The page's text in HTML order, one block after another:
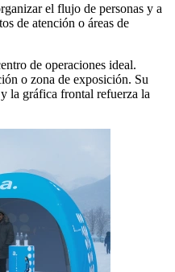
el flujo de personas y a
de atención o áreas de
de operaciones ideal.
o zona de exposición. Su
la gráfica frontal refuerza la